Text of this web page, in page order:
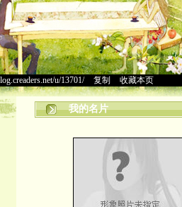
u/13701/> 复制 收藏本页
我的名片